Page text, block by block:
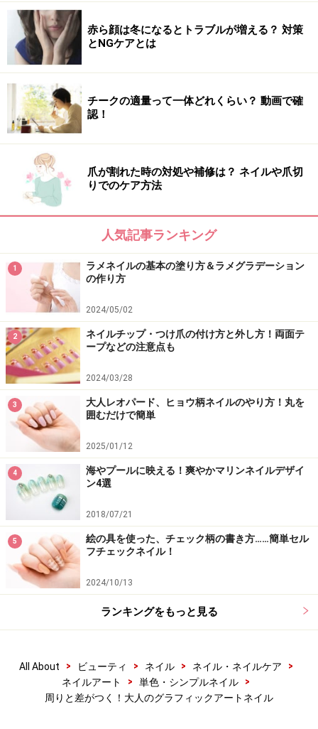
赤ら顔は冬になるとトラブルが増える？ 対策
とNGケアとは
チークの適量って一体どれくらい？ 動画で確
認！
爪が割れた時の対処や補修は？ ネイルや爪切
りでのケア方法
人気記事ランキング
1
ラメネイルの基本の塗り方＆ラメグラデーション
の作り方
2024/05/02
2
ネイルチップ・つけ爪の付け方と外し方！両面テ
ープなどの注意点も
2024/03/28
3
大人レオパード、ヒョウ柄ネイルのやり方！丸を
囲むだけで簡単
2025/01/12
4
海やプールに映える！爽やかマリンネイルデザイ
ン4選
2018/07/21
5
絵の具を使った、チェック柄の書き方……簡単セル
フチェックネイル！
2024/10/13
ランキングをもっと見る
All About > ビューティ > ネイル > ネイル・ネイルケア
>
ネイルアート
> 単色・シンプルネイル
>
周りと差がつく！大人のグラフィックアートネイル